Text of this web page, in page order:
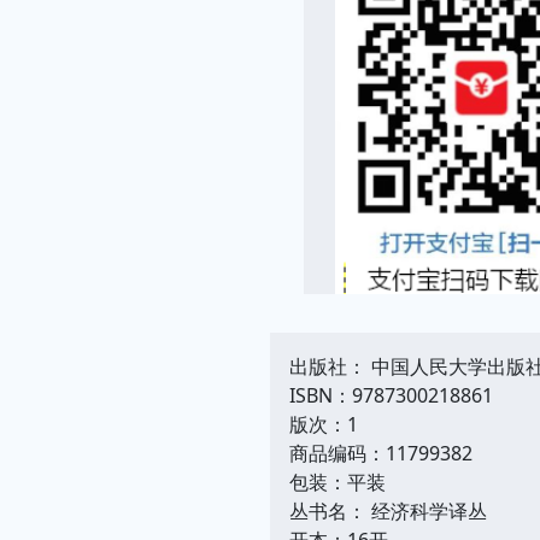
出版社： 中国人民大学出版
ISBN：9787300218861
版次：1
商品编码：11799382
包装：平装
丛书名： 经济科学译丛